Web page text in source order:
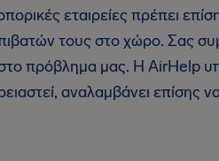
εταιρείες πρέπει
τους στο χώρο. Σας
πρόβλημα μας. Η AirHelp
αναλαμβάνει επίσης